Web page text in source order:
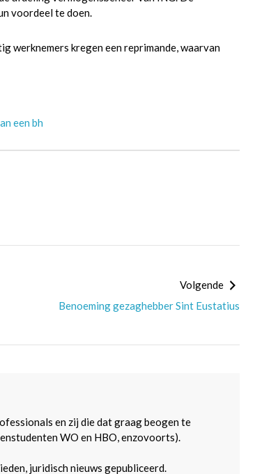
voordeel te doen.
werknemers kregen een reprimande, waarvan
een bh
Volgende
Benoeming gezaghebber Sint Eustatius
en zij die dat graag beogen te
WO en HBO, enzovoorts).
juridisch nieuws gepubliceerd.